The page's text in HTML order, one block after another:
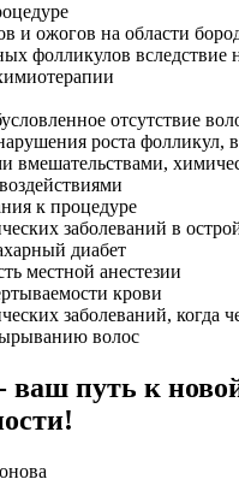
и ожогов на области
фолликулов вследствие
отсутствие
роста фолликул,
вмешательствами,
к процедуре
заболеваний в
диабет
местной анестезии
крови
заболеваний, когда
волос
ваш путь к